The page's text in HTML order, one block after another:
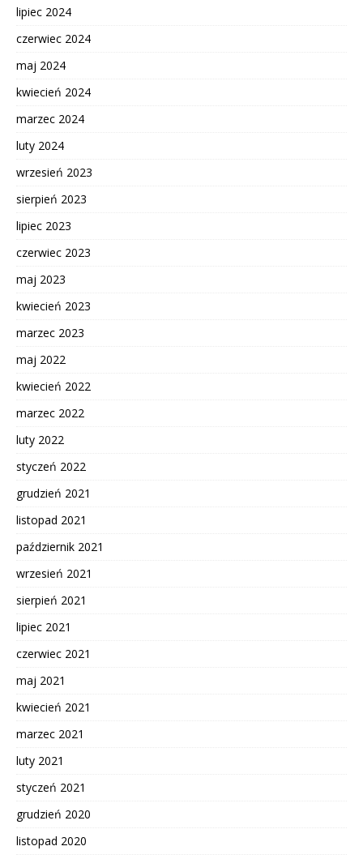
lipiec 2024
czerwiec 2024
maj 2024
kwiecień 2024
marzec 2024
luty 2024
wrzesień 2023
sierpień 2023
lipiec 2023
czerwiec 2023
maj 2023
kwiecień 2023
marzec 2023
maj 2022
kwiecień 2022
marzec 2022
luty 2022
styczeń 2022
grudzień 2021
listopad 2021
październik 2021
wrzesień 2021
sierpień 2021
lipiec 2021
czerwiec 2021
maj 2021
kwiecień 2021
marzec 2021
luty 2021
styczeń 2021
grudzień 2020
listopad 2020